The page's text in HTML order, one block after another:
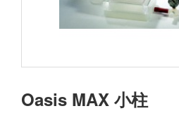
Oasis MAX 小柱